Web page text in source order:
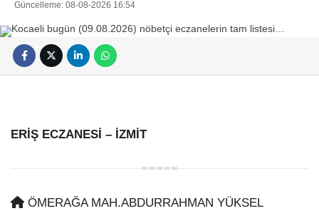
Güncelleme: 08-08-2026 16:54
ERİŞ ECZANESİ – İZMİT
ÖMERAĞA MAH.ABDURRAHMAN YÜKSEL